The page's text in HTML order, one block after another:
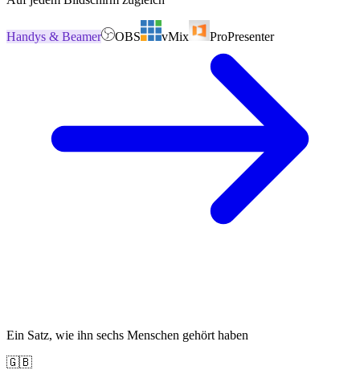
Sprache der Vortragenden, oder automatische Erkennung
Sprachen wählen, Start drücken
jederzeit pausieren — Pausen werden nicht berechnet
Handys & Beamer OBS vMix ProPresenter
Ein Satz, wie ihn sechs Menschen gehört haben
🇬🇧